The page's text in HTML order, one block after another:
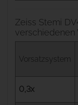
Zeiss Stemi
verschiedenen
Vorsatzsystem
0,3x